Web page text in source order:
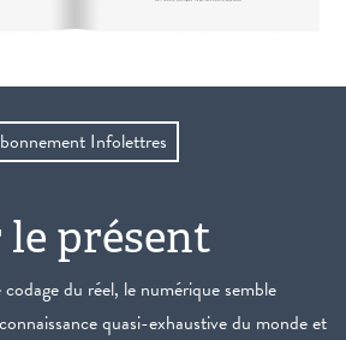
Infolettres
présent
du réel, le numérique semble
quasi-exhaustive du monde et